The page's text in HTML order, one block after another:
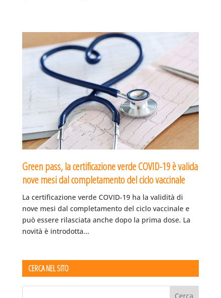
Green pass, la certificazione verde COVID-19 è valida
nove mesi dal completamento del ciclo vaccinale
La certificazione verde COVID-19 ha la validità di
nove mesi dal completamento del ciclo vaccinale e
può essere rilasciata anche dopo la prima dose. La
novità è introdotta...
CERCA NEL SITO